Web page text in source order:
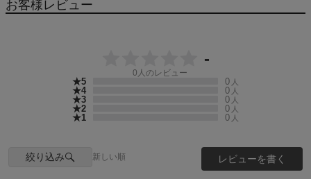
お客様レビュー
-
0 人のレビュー
★5 0 人
★4 0 人
★3 0 人
★2 0 人
★1 0 人
絞り込み 新しい順 レビューを書く